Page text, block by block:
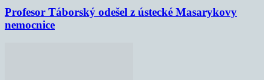
Profesor Táborský odešel z ústecké Masarykovy
nemocnice